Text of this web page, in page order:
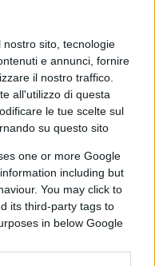
sito, tecnologie
e annunci, fornire
il nostro traffico.
all'utilizzo di questa
le tue scelte sul
su questo sito
one or more Google
including but
You may click to
its third-party tags to
in below Google
etica: lo stato
finanza